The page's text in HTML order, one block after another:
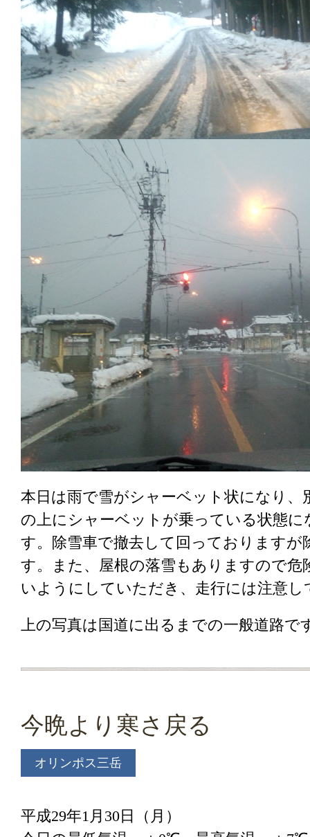
本日は雨で雪がシャーベット状になり
の上にシャーベットが乗っている状態
す。除雪車で撤去して回っておりますが
す。また、屋根の落雪もありますので
いようにしていただき、走行には注意し
上の写真は国道に出るまでの一般道路で
今晩より寒さ戻る
オリンポス三岳
平成29年1月30日（月）